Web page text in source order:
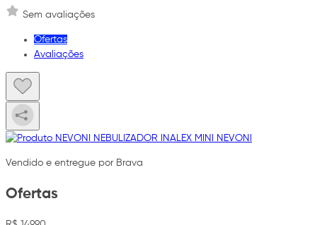
Sem avaliações
Ofertas
Avaliações
Vendido e entregue por Brava
Ofertas